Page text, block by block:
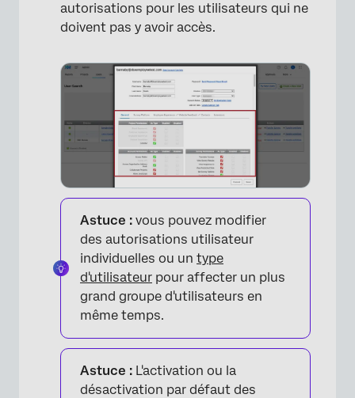
autorisations pour les utilisateurs qui ne
doivent pas y avoir accès.
Astuce : vous pouvez modifier
des autorisations utilisateur
individuelles ou un type
d'utilisateur pour affecter un plus
grand groupe d'utilisateurs en
même temps.
Astuce : L'activation ou la
désactivation par défaut des